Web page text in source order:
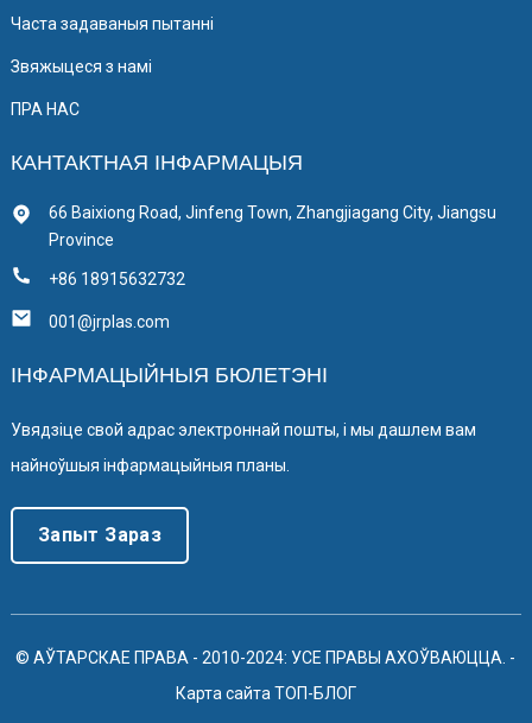
Часта задаваныя пытанні
Звяжыцеся з намі
ПРА НАС
КАНТАКТНАЯ ІНФАРМАЦЫЯ
66 Baixiong Road, Jinfeng Town, Zhangjiagang City, Jiangsu
Province
+86 18915632732
001@jrplas.com
ІНФАРМАЦЫЙНЫЯ БЮЛЕТЭНІ
Увядзіце свой адрас электроннай пошты, і мы дашлем вам
найноўшыя інфармацыйныя планы.
Запыт Зараз
© АЎТАРСКАЕ ПРАВА - 2010-2024: УСЕ ПРАВЫ АХОЎВАЮЦЦА. -
Карта сайта ТОП-БЛОГ